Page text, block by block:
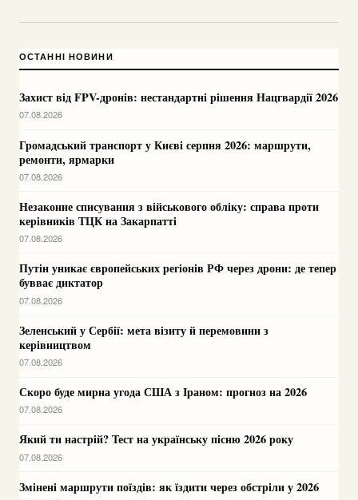
ОСТАННІ НОВИНИ
Захист від FPV-дронів: нестандартні рішення Нацгвардії 2026
07.08.2026
Громадський транспорт у Києві серпня 2026: маршрути,
ремонти, ярмарки
07.08.2026
Незаконне списування з військового обліку: справа проти
керівників ТЦК на Закарпатті
07.08.2026
Путін уникає європейських регіонів РФ через дрони: де тепер
бувває диктатор
07.08.2026
Зеленський у Сербії: мета візиту й перемовини з
керівництвом
07.08.2026
Скоро буде мирна угода США з Іраном: прогноз на 2026
07.08.2026
Який ти настрій? Тест на українську пісню 2026 року
07.08.2026
Змінені маршрути поїздів: як їздити через обстріли у 2026